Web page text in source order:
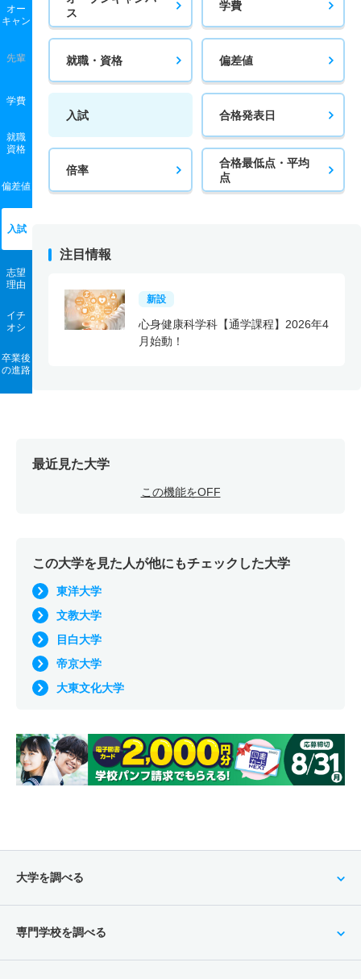
オー
キャン
先輩
学費
就職
資格
偏差値
入試
志望
理由
イチ
オシ
卒業後
の進路
ス
学費
就職・資格 偏差値
入試 合格発表日
倍率
合格最低点・平均
点
注目情報
新設
心身健康科学科【通学課程】2026年4
月始動！
最近見た大学
この機能をOFF
この大学を見た人が他にもチェックした大学
東洋大学
文教大学
目白大学
帝京大学
大東文化大学
大学を調べる
専門学校を調べる